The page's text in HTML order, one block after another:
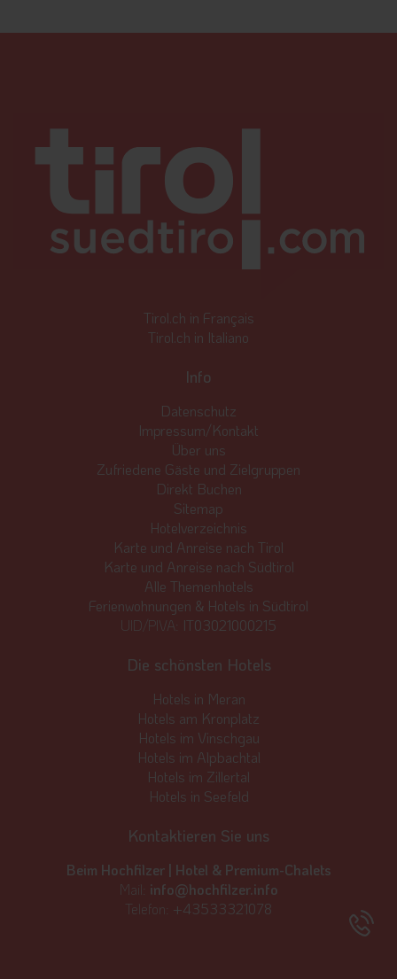
Tirol.ch in Français
Tirol.ch in Italiano
Info
Datenschutz
Impressum/Kontakt
Über uns
Zufriedene Gäste und Zielgruppen
Direkt Buchen
Sitemap
Hotelverzeichnis
Karte und Anreise nach Tirol
Karte und Anreise nach Südtirol
Alle Themenhotels
Ferienwohnungen & Hotels in Südtirol
UID/PIVA: IT03021000215
Die schönsten Hotels
Hotels in Meran
Hotels am Kronplatz
Hotels im Vinschgau
Hotels im Alpbachtal
Hotels im Zillertal
Hotels in Seefeld
Kontaktieren Sie uns
Beim Hochfilzer | Hotel & Premium-Chalets
Mail: info@hochfilzer.info
Telefon: +43533321078